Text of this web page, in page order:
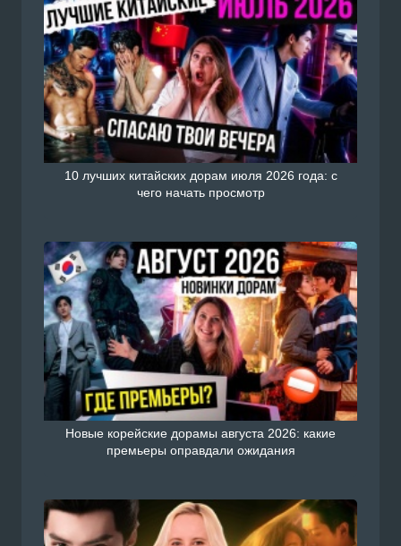
10 лучших китайских дорам июля 2026 года: с
чего начать просмотр
Новые корейские дорамы августа 2026: какие
премьеры оправдали ожидания